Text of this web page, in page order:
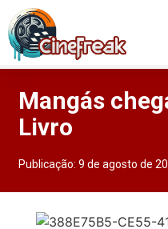
Mangás
Livro
Publicação:9 de agosto de